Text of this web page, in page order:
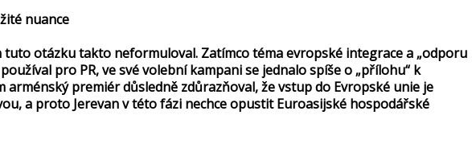
nuance
tuto otázku takto neformuloval. Zatímco téma evropské integrace a „odporu
pro PR, ve své volební kampani se jednalo spíše o „přílohu“ k
arménský premiér důsledně zdůrazňoval, že vstup do Evropské unie je
a proto Jerevan v této fázi nechce opustit Euroasijské hospodářské